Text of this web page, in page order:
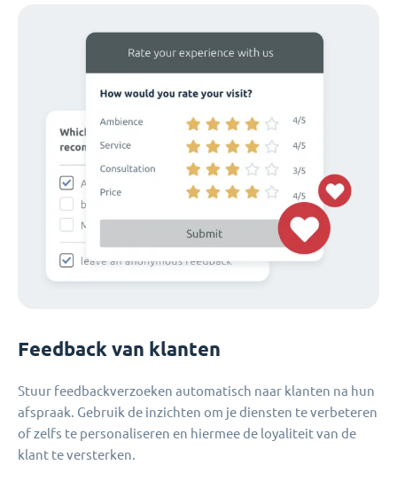
Feedback van klanten
Stuur feedbackverzoeken automatisch naar klanten na hun
afspraak. Gebruik de inzichten om je diensten te verbeteren
of zelfs te personaliseren en hiermee de loyaliteit van de
klant te versterken.